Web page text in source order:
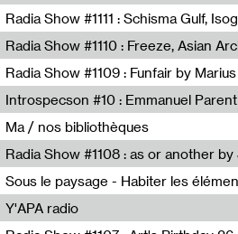
Resonance
Radio WORM
Jet FM
Introspecson #10 : Emmanuel Parent
Pierre Henry,Emmanuel Parent
Ma / nos bibliothèques
Radio Zero
Nastassja Martin
Y'APA radio
Pierrick Mouton